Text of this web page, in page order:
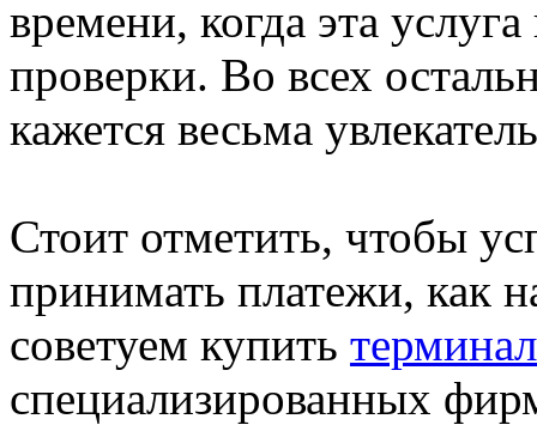
времени, когда эта
проверки. Во всех
кажется весьма
Стоит отметить, чтобы
принимать платежи, как
советуем купить
специализированных